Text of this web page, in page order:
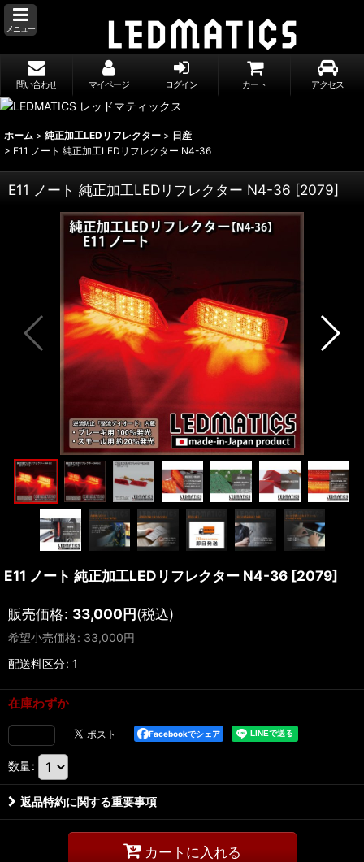
メニュー
問い合わせ マイページ ログイン カート アクセス
ホーム > 純正加工LEDリフレクター > 日産
> E11 ノート 純正加工LEDリフレクター N4-36
E11 ノート 純正加工LEDリフレクター N4-36 [2079]
E11 ノート 純正加工LEDリフレクター N4-36 [2079]
販売価格: 33,000円(税込)
希望小売価格: 33,000円
配送料区分: 1
在庫わずか
Facebookでシェア
数量:
返品特約に関する重要事項
カートに入れる